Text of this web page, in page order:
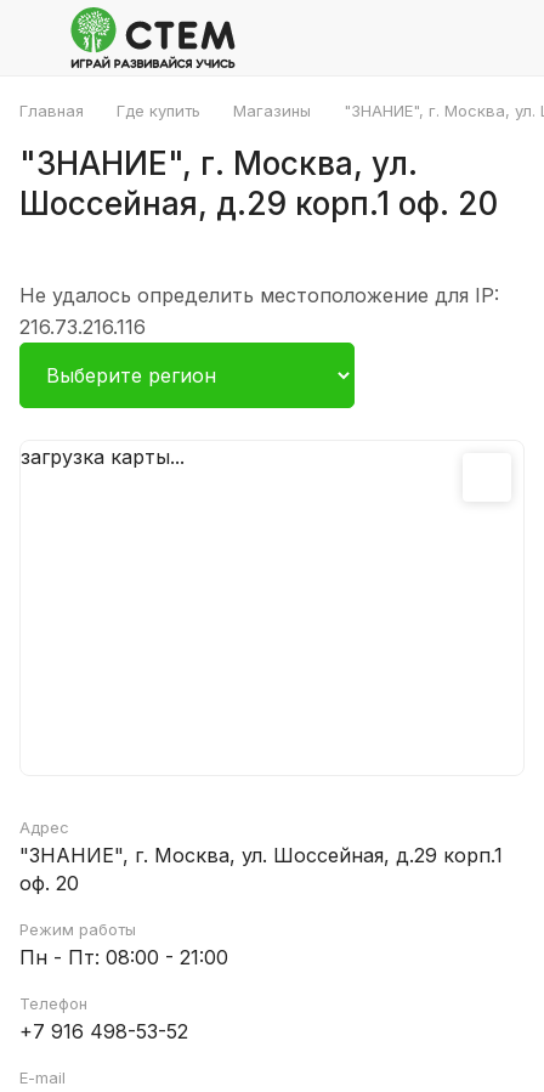
Главная Где купить Магазины "ЗНАНИЕ", г. Москва, ул.
"ЗНАНИЕ", г. Москва, ул.
Шоссейная, д.29 корп.1 оф. 20
Не удалось определить местоположение для IP:
216.73.216.116
Адрес
"ЗНАНИЕ", г. Москва, ул. Шоссейная, д.29 корп.1
оф. 20
Режим работы
Пн - Пт: 08:00 - 21:00
Телефон
+7 916 498-53-52
E-mail
загрузка карты...